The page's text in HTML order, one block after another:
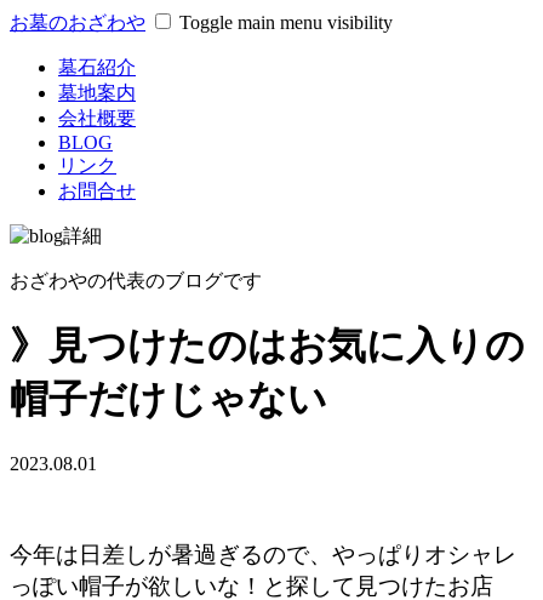
お墓のおざわや Toggle main menu visibility
墓石紹介
墓地案内
会社概要
BLOG
リンク
お問合せ
おざわやの代表のブログです
》見つけたのはお気に入りの
帽子だけじゃない
2023.08.01
今年は日差しが暑過ぎるので、やっぱりオシャレ
っぽい帽子が欲しいな！と探して見つけたお店